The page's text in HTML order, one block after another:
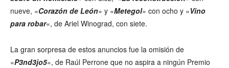
nueve, «Corazón de León» y «Metegol» con ocho y «Vino
para robar«, de Ariel Winograd, con siete.
La gran sorpresa de estos anuncios fue la omisión de
«P3nd3jo5«, de Raúl Perrone que no aspira a ningún Premio